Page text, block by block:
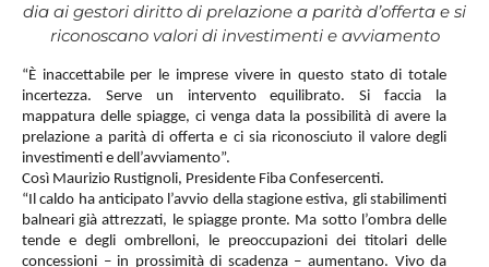
dia ai gestori diritto di prelazione a parità d’offerta e si
riconoscano valori di investimenti e avviamento
“È inaccettabile per le imprese vivere in questo stato di totale
incertezza. Serve un intervento equilibrato. Si faccia la
mappatura delle spiagge, ci venga data la possibilità di avere la
prelazione a parità di offerta e ci sia riconosciuto il valore degli
investimenti e dell’avviamento”.
Così Maurizio Rustignoli, Presidente Fiba Confesercenti.
“Il caldo ha anticipato l’avvio della stagione estiva, gli stabilimenti
balneari già attrezzati, le spiagge pronte. Ma sotto l’ombra delle
tende e degli ombrelloni, le preoccupazioni dei titolari delle
concessioni – in prossimità di scadenza – aumentano. Vivo da